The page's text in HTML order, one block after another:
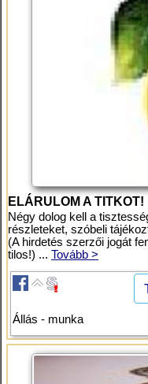
ELÁRULOM A TITKOT!
Négy dolog kell a
részleteket, szóbeli
(A hirdetés szerzői jogát
tilos!) ... Tovább >
Állás - munka